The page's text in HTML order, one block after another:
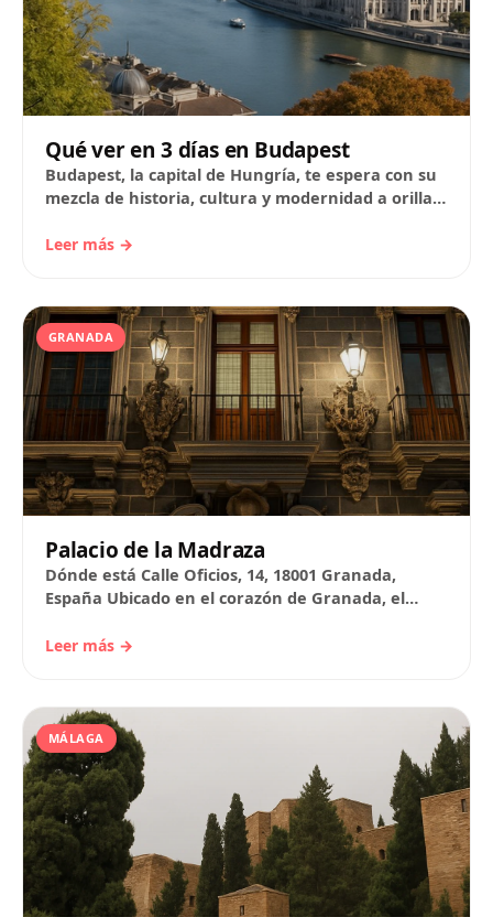
Qué ver en 3 días en Budapest
Budapest, la capital de Hungría, te espera con su
mezcla de historia, cultura y modernidad a orillas
Leer más →
GRANADA
Palacio de la Madraza
Dónde está Calle Oficios, 14, 18001 Granada,
España Ubicado en el corazón de Granada, el
Leer más →
MÁLAGA